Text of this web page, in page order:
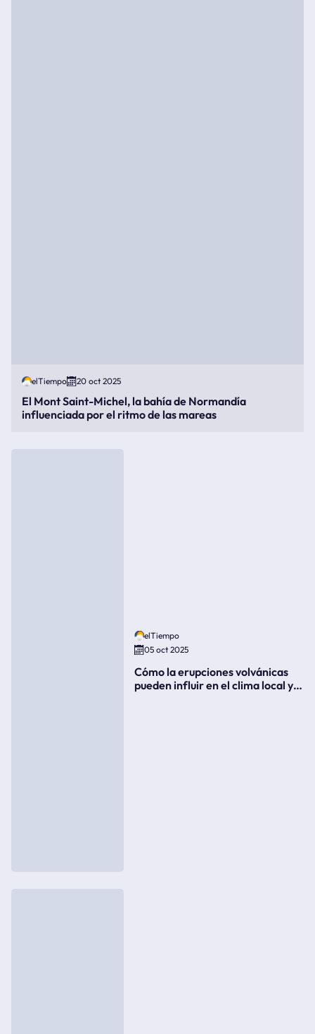
elTiempo 20 oct 2025
El Mont Saint-Michel, la bahía de Normandía
influenciada por el ritmo de las mareas
elTiempo
05 oct 2025
Cómo la erupciones volvánicas
pueden influir en el clima local y